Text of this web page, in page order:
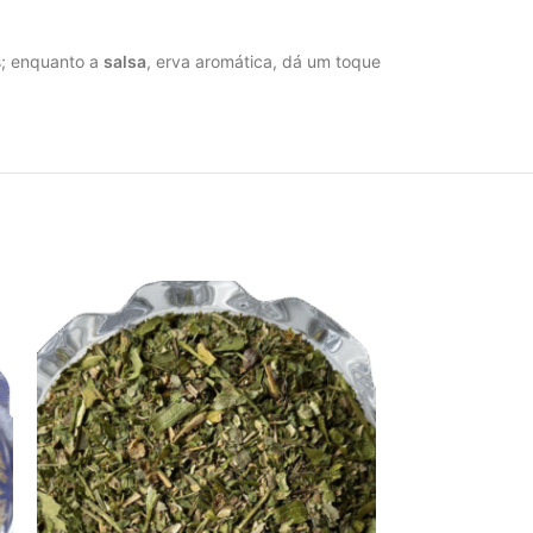
enquanto a salsa, erva aromática, dá um toque